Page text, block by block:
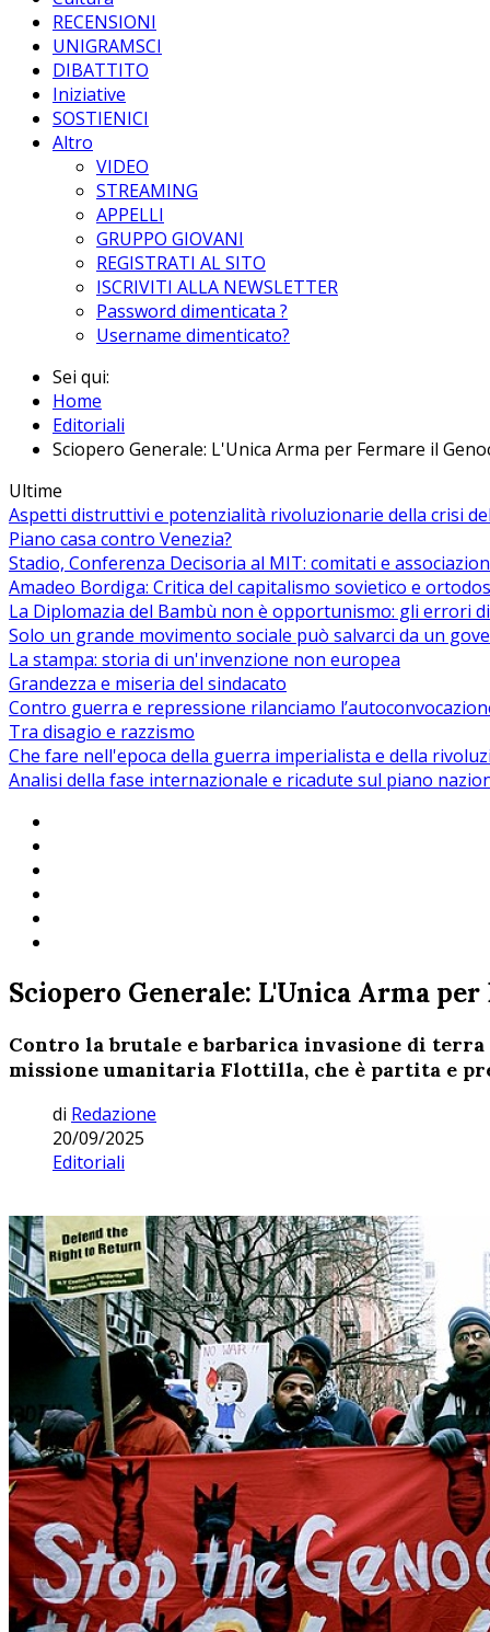
RECENSIONI
UNIGRAMSCI
DIBATTITO
Iniziative
SOSTIENICI
Altro
VIDEO
STREAMING
APPELLI
GRUPPO GIOVANI
REGISTRATI AL SITO
ISCRIVITI ALLA NEWSLETTER
Password dimenticata ?
Username dimenticato?
Sei qui:
Home
Editoriali
Sciopero Generale: L'Unica Arma per Fermare il
Ultime
Aspetti distruttivi e potenzialità rivoluzionarie della crisi
Piano casa contro Venezia?
Stadio, Conferenza Decisoria al MIT: comitati e
Amadeo Bordiga: Critica del capitalismo sovietico e
La Diplomazia del Bambù non è opportunismo: gli errori
Solo un grande movimento sociale può salvarci da un
La stampa: storia di un'invenzione non europea
Grandezza e miseria del sindacato
Contro guerra e repressione rilanciamo
Tra disagio e razzismo
Che fare nell'epoca della guerra imperialista e della
Analisi della fase internazionale e ricadute sul piano
Sciopero Generale: L'Unica Arma
Contro la brutale e barbarica invasione di
missione umanitaria Flottilla, che è partita e
di Redazione
20/09/2025
Editoriali